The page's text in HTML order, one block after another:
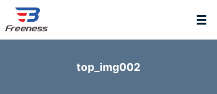
メ
top_img002